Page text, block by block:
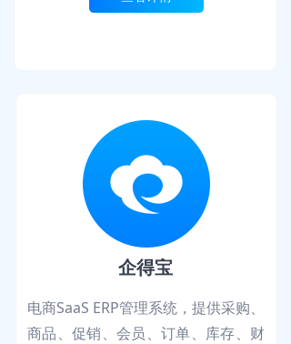
电商SaaS ERP管理系统，提供采购、
商品、促销、会员、订单、库存、财
企得宝